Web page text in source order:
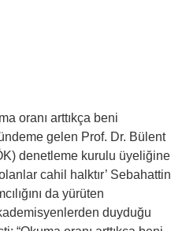
oranı arttıkça beni
gelen Prof. Dr. Bülent
denetleme kurulu üyeliğine
cahil halktır’ Sebahattin
da yürüten
duyduğu